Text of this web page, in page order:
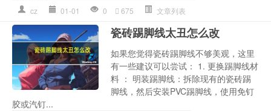
cz 01-01 0 675 文章列表
瓷砖踢脚线太丑怎么改
如果您觉得瓷砖踢脚线不够美观，这里
有一些建议可以尝试： 1. 更换踢脚线材
料 ： 明装踢脚线：拆除现有的瓷砖踢
脚线，然后安装PVC踢脚线，使用免钉
胶或汽钉...